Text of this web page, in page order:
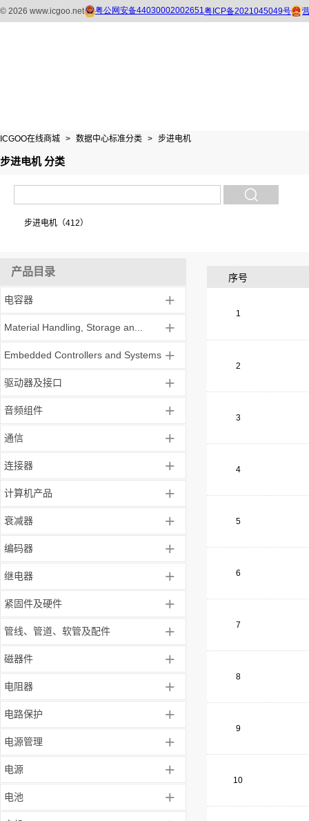
ICGOO在线商城 > 数据中心标准分类 > 步进电机
步进电机 分类
步进电机（412）
产品目录
电容器 +
Material Handling, Storage an... +
Embedded Controllers and Systems +
驱动器及接口 +
音频组件 +
通信 +
连接器 +
计算机产品 +
衰减器 +
编码器 +
继电器 +
紧固件及硬件 +
管线、管道、软管及配件 +
磁器件 +
电阻器 +
电路保护 +
电源管理 +
电源 +
电池 +
序号
1
2
3
4
5
6
7
8
9
10